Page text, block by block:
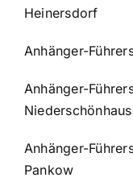
Heinersdorf
Anhänger-
Anhänger-
Anhänger-
Pankow